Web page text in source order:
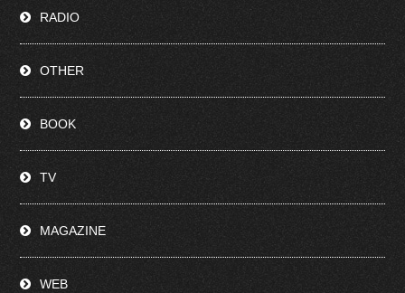
RADIO
OTHER
BOOK
TV
MAGAZINE
WEB